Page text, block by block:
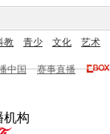
教 青少 文化 艺术
中国
赛事直播
机构